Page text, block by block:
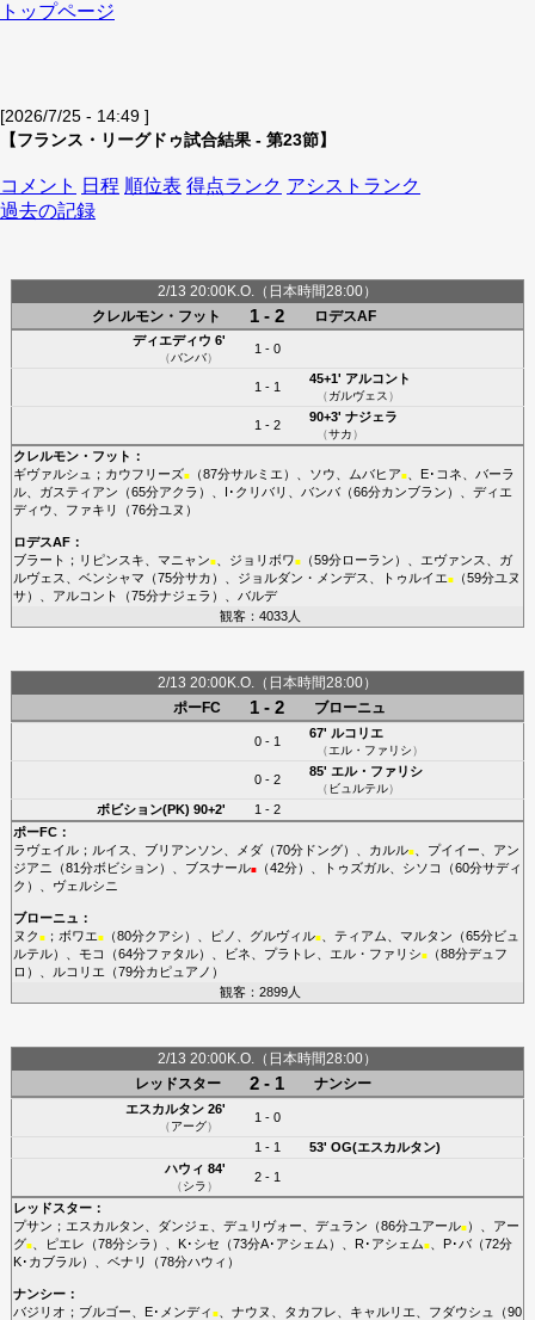
トップページ
[2026/7/25 - 14:49 ]
【フランス・リーグドゥ試合結果 - 第23節】
コメント 日程 順位表 得点ランク アシストランク
過去の記録
2/13 20:00K.O.（日本時間28:00）
クレルモン・フット
1 - 2 ロデスAF
ディエディウ 6'
（バンバ）
1 - 0
1 - 1
45+1' アルコント
（ガルヴェス ）
1 - 2
90+3' ナジェラ
（サカ）
クレルモン・フット ：
ギヴァルシュ
； カウフリーズ■（87分サルミエ ）、 ソウ ムバヒア■、 E･コネ
バーラ
ル、 ガスティアン （65分アクラ ）、 I･クリバリ バンバ（66分カンブラン ）、 ディエ
ディウ
ファキリ （76分ユヌ ）
ロデスAF：
ブラート ； リピンスキ マニャン■、 ジョリボワ■（59分ローラン ）、 エヴァンス
ガ
ルヴェス
ベンシャマ （75分サカ ）、 ジョルダン・メンデス トゥルイエ■（59分ユヌ
サ）、 アルコント （75分ナジェラ ）、 バルデ
観客：4033人
2/13 20:00K.O.（日本時間28:00）
ポーFC
1 - 2 ブローニュ
0 - 1
67' ルコリエ
（エル・ファリシ）
0 - 2
85' エル・ファリシ
（ ビュルテル）
ボビション(PK) 90+2'
1 - 2
ポーFC：
ラヴェイル； ルイス ブリアンソン メダ（70分ドング）、 カルル■、 プイイー
アン
ジアニ
（81分ボビション ）、 ブスナール■（42分）、 トゥズガル、 シソコ （60分サディ
ク ）、 ヴェルシニ
ブローニュ ：
ヌク ■； ボワエ■（80分クアシ ）、 ピノ グルヴィル■、 ティアム マルタン （65分ビュ
ルテル）、 モコ （64分ファタル）、 ビネ プラトレ エル・ファリシ■（88分デュフ
ロ ）、 ルコリエ （79分カピュアノ ）
観客：2899人
2/13 20:00K.O.（日本時間28:00）
レッドスター
2 - 1 ナンシー
エスカルタン26'
（アーグ）
1 - 0
1 - 1 53' OG(エスカルタン)
ハウィ 84'
（シラ）
2 - 1
レッドスター：
プサン ； エスカルタン ダンジェ デュリヴォー デュラン （86分ユアール■）、 アー
グ■、 ピエレ （78分シラ ）、 K･シセ （73分A･アシェム ）、 R･アシェム■、 P･バ（72分
K･カブラル）、 ベナリ （78分ハウィ ）
ナンシー：
バジリオ ； ブルゴー E･メンディ ■、 ナウヌ タカフレ キャルリエ フダウシュ
（90